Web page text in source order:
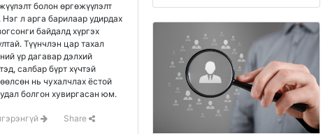
болон өргөжүүлэлт
л арга барилаар удирдах
байдалд хүргэх
Түүнчлэн цар тахал
үр дагавар дэлхий
салбар бүрт хүчтэй
нь чухалчлах ёстой
болгон хувиргасан юм.
Share